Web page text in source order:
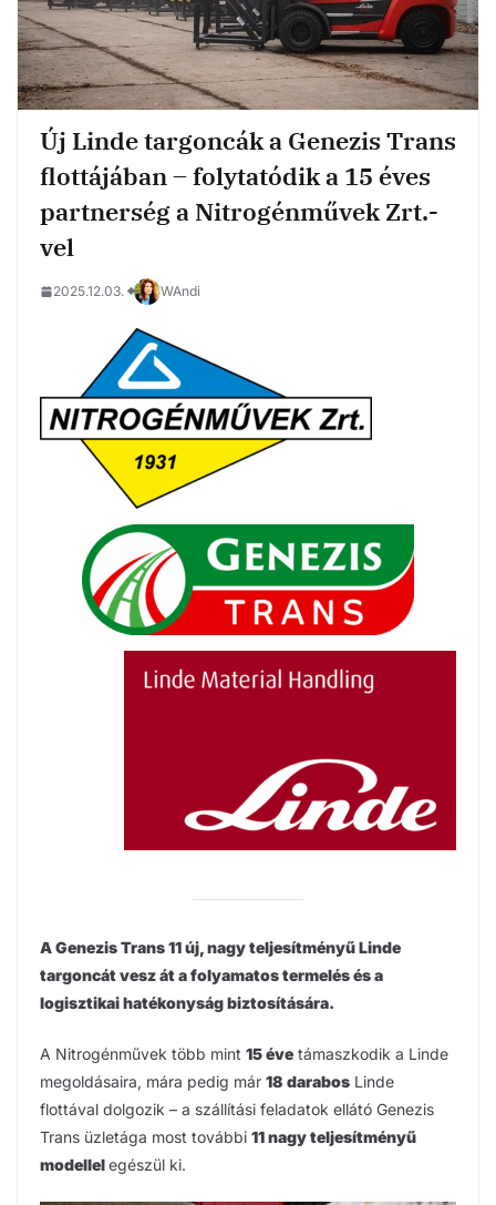
Új Linde targoncák a Genezis Trans
flottájában – folytatódik a 15 éves
partnerség a Nitrogénművek Zrt.-
vel
2025.12.03. WAndi
A Genezis Trans 11 új, nagy teljesítményű Linde
targoncát vesz át a folyamatos termelés és a
logisztikai hatékonyság biztosítására.
A Nitrogénművek több mint 15 éve támaszkodik a Linde
megoldásaira, mára pedig már 18 darabos Linde
flottával dolgozik – a szállítási feladatok ellátó Genezis
Trans üzletága most további 11 nagy teljesítményű
modellelegészül ki.